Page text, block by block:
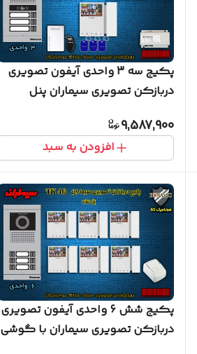
پکیج سه 3 واحدی آیفون تصویری
دربازکن تصویری سیماران پنل
9,587,900
افزودن به سبد
پکیج شش 6 واحدی آیفون تصویری
دربازکن تصویری سیماران با گوشی